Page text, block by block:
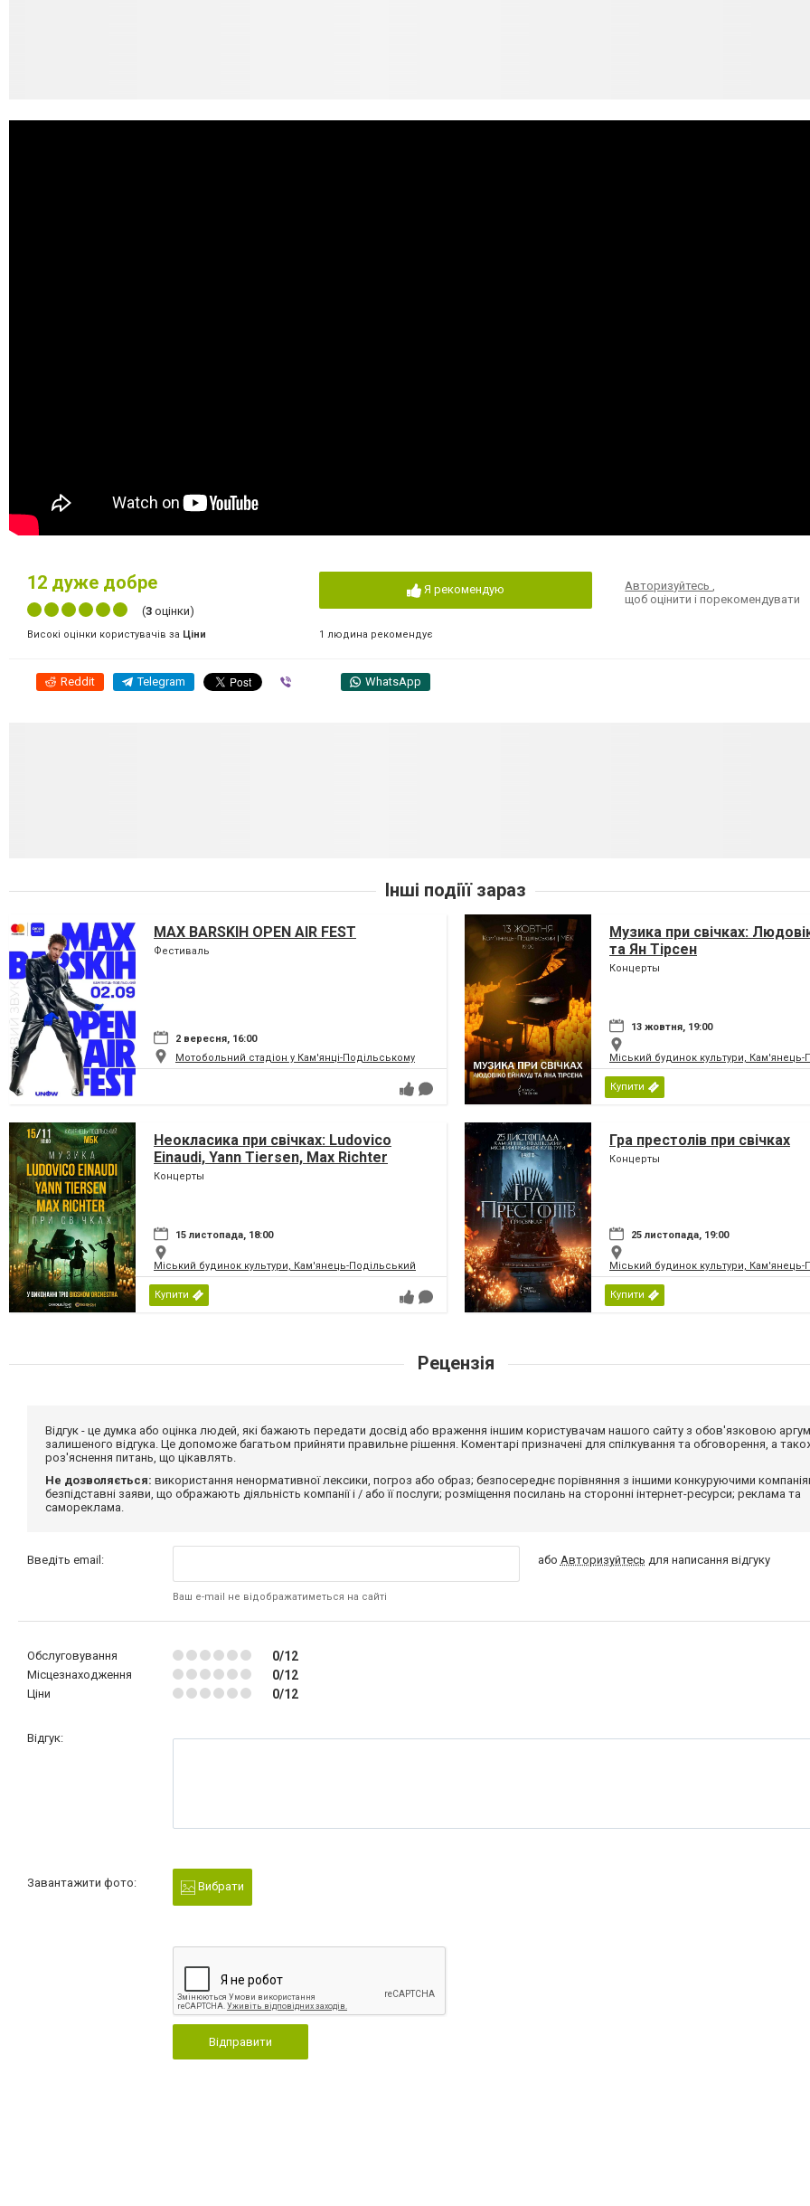
12 дуже добре
(3 оцінки)
Високі оцінки користувачів за Ціни
Я рекомендую
1 людина рекомендує
Авторизуйтесь,
щоб оцінити і порекомендувати
Reddit Telegram WhatsApp
Інші подіїї зараз
MAX BARSKIH OPEN AIR FEST
Фестиваль
2 вересня, 16:00
Мотобольний стадіон у Кам'янці-Подільському
Музика при свічках:
та Ян Тірсен
Концерты
13 жовтня, 19:00
Міський будинок культури, Кам'янець-
Купити
Неокласика при свічках: Ludovico
Einaudi, Yann Tiersen, Max Richter
Концерты
15 листопада, 18:00
Міський будинок культури, Кам'янець-Подільський
Купити
Гра престолів при свічках
Концерты
25 листопада, 19:00
Міський будинок культури, Кам'янець-
Купити
Рецензія
Відгук - це думка або оцінка людей, які бажають передати досвід або враження іншим користувачам нашого сайту з обов'язковою
залишеного відгука. Це допоможе багатьом прийняти правильне рішення. Коментарі призначені для спілкування та обговорення, а
роз'яснення питань, що цікавлять.
Не дозволяється: використання ненормативної лексики, погроз або образ; безпосереднє порівняння з іншими конкуруючими
безпідставні заяви, що ображають діяльність компанії і / або її послуги; розміщення посилань на сторонні інтернет-ресурси; реклама та
самореклама.
Введіть email:
Ваш e-mail не відображатиметься на сайті
або Авторизуйтесь для написання відгуку
Обслуговування 0/12
Місцезнаходження 0/12
Ціни 0/12
Відгук:
Завантажити фото: Вибрати
Відправити